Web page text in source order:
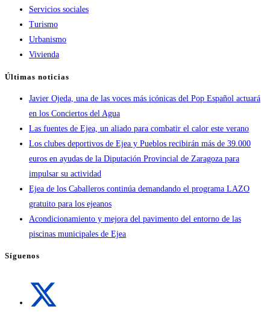
Servicios sociales
Turismo
Urbanismo
Vivienda
Últimas noticias
Javier Ojeda, una de las voces más icónicas del Pop Español actuará
en los Conciertos del Agua
Las fuentes de Ejea, un aliado para combatir el calor este verano
Los clubes deportivos de Ejea y Pueblos recibirán más de 39.000
euros en ayudas de la Diputación Provincial de Zaragoza para
impulsar su actividad
Ejea de los Caballeros continúa demandando el programa LAZO
gratuito para los ejeanos
Acondicionamiento y mejora del pavimento del entorno de las
piscinas municipales de Ejea
Síguenos